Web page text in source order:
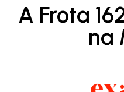
A Frota
na